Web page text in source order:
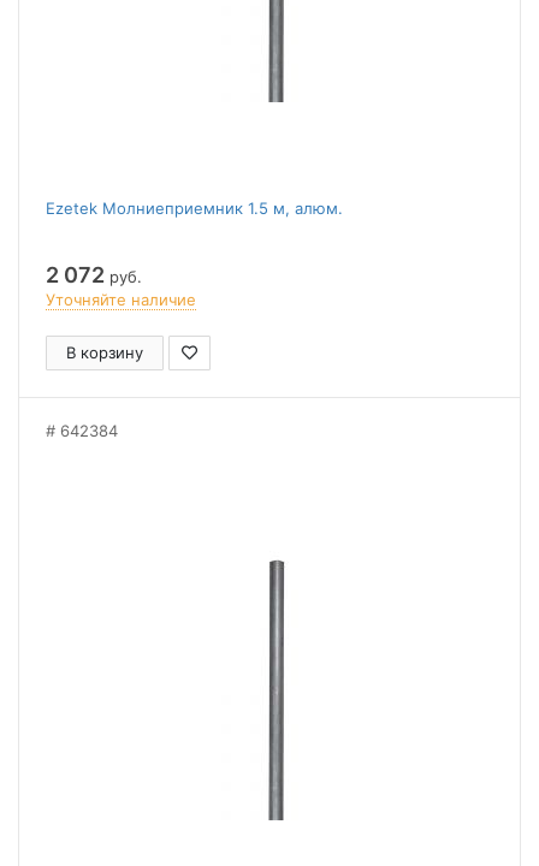
Ezetek Молниеприемник 1.5 м, алюм.
2 072 руб.
Уточняйте наличие
В корзину
642384